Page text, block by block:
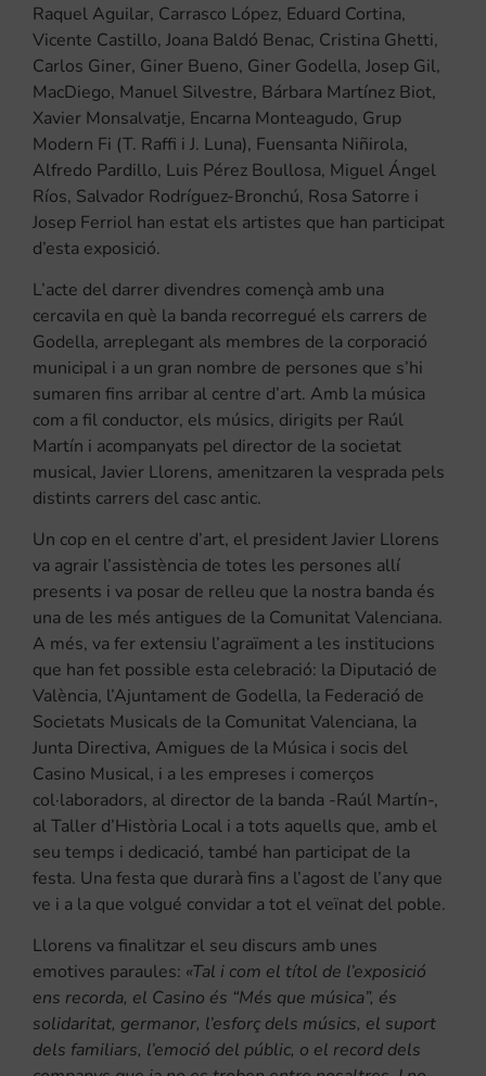
Raquel Aguilar, Carrasco López, Eduard Cortina,
Vicente Castillo, Joana Baldó Benac, Cristina Ghetti,
Carlos Giner, Giner Bueno, Giner Godella, Josep Gil,
MacDiego, Manuel Silvestre, Bárbara Martínez Biot,
Xavier Monsalvatje, Encarna Monteagudo, Grup
Modern Fi (T. Raffi i J. Luna), Fuensanta Niñirola,
Alfredo Pardillo, Luis Pérez Boullosa, Miguel Ángel
Ríos, Salvador Rodríguez-Bronchú, Rosa Satorre i
Josep Ferriol han estat els artistes que han participat
d’esta exposició.
L’acte del darrer divendres començà amb una
cercavila en què la banda recorregué els carrers de
Godella, arreplegant als membres de la corporació
municipal i a un gran nombre de persones que s’hi
sumaren fins arribar al centre d’art. Amb la música
com a fil conductor, els músics, dirigits per Raúl
Martín i acompanyats pel director de la societat
musical, Javier Llorens, amenitzaren la vesprada pels
distints carrers del casc antic.
Un cop en el centre d’art, el president Javier Llorens
va agrair l’assistència de totes les persones allí
presents i va posar de relleu que la nostra banda és
una de les més antigues de la Comunitat Valenciana.
A més, va fer extensiu l’agraïment a les institucions
que han fet possible esta celebració: la Diputació de
València, l’Ajuntament de Godella, la Federació de
Societats Musicals de la Comunitat Valenciana, la
Junta Directiva, Amigues de la Música i socis del
Casino Musical, i a les empreses i comerços
col·laboradors, al director de la banda -Raúl Martín-,
al Taller d’Història Local i a tots aquells que, amb el
seu temps i dedicació, també han participat de la
festa. Una festa que durarà fins a l’agost de l’any que
ve i a la que volgué convidar a tot el veïnat del poble.
Llorens va finalitzar el seu discurs amb unes
emotives paraules: «Tal i com el títol de l’exposició
ens recorda, el Casino és “Més que música”, és
solidaritat, germanor, l’esforç dels músics, el suport
dels familiars, l’emoció del públic, o el record dels